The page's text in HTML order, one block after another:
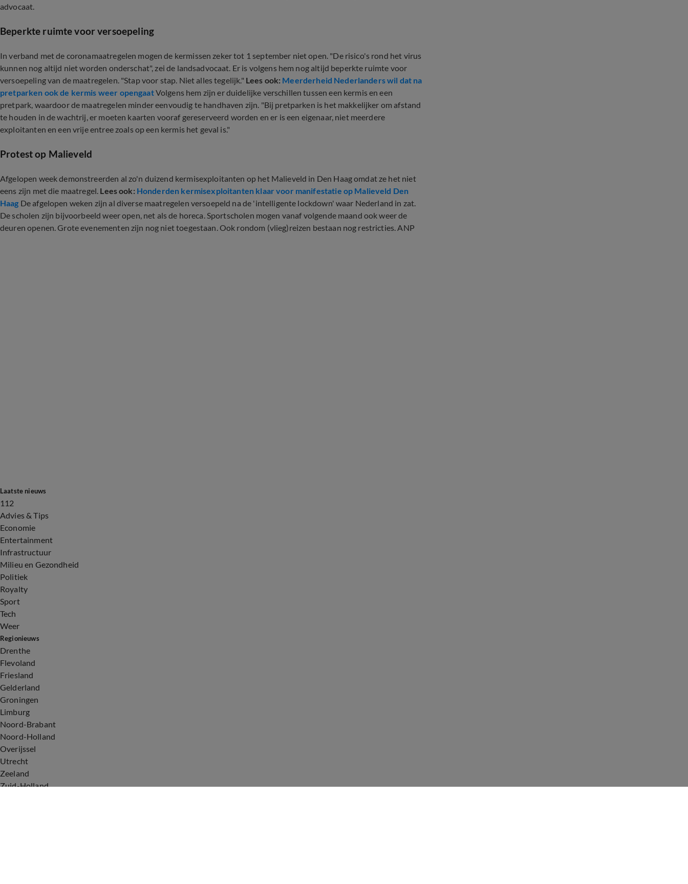
advocaat.
Beperkte ruimte voor versoepeling
In verband met de coronamaatregelen mogen de kermissen zeker tot 1 september niet open. "De risico's rond het virus
kunnen nog altijd niet worden onderschat", zei de landsadvocaat. Er is volgens hem nog altijd beperkte ruimte voor
versoepeling van de maatregelen. "Stap voor stap. Niet alles tegelijk." Lees ook: Meerderheid Nederlanders wil dat na
pretparken ook de kermis weer opengaatVolgens hem zijn er duidelijke verschillen tussen een kermis en een
pretpark, waardoor de maatregelen minder eenvoudig te handhaven zijn. "Bij pretparken is het makkelijker om afstand
te houden in de wachtrij, er moeten kaarten vooraf gereserveerd worden en er is een eigenaar, niet meerdere
exploitanten en een vrije entree zoals op een kermis het geval is."
Protest op Malieveld
Afgelopen week demonstreerden al zo'n duizend kermisexploitanten op het Malieveld in Den Haag omdat ze het niet
eens zijn met die maatregel. Lees ook: Honderden kermisexploitanten klaar voor manifestatie op Malieveld Den
Haag De afgelopen weken zijn al diverse maatregelen versoepeld na de 'intelligente lockdown' waar Nederland in zat.
De scholen zijn bijvoorbeeld weer open, net als de horeca. Sportscholen mogen vanaf volgende maand ook weer de
deuren openen. Grote evenementen zijn nog niet toegestaan. Ook rondom (vlieg)reizen bestaan nog restricties. ANP
Laatste nieuws
112
Advies & Tips
Economie
Entertainment
Infrastructuur
Milieu en Gezondheid
Politiek
Royalty
Sport
Tech
Weer
Regionieuws
Drenthe
Flevoland
Friesland
Gelderland
Groningen
Limburg
Noord-Brabant
Noord-Holland
Overijssel
Utrecht
Zeeland
Zuid-Holland